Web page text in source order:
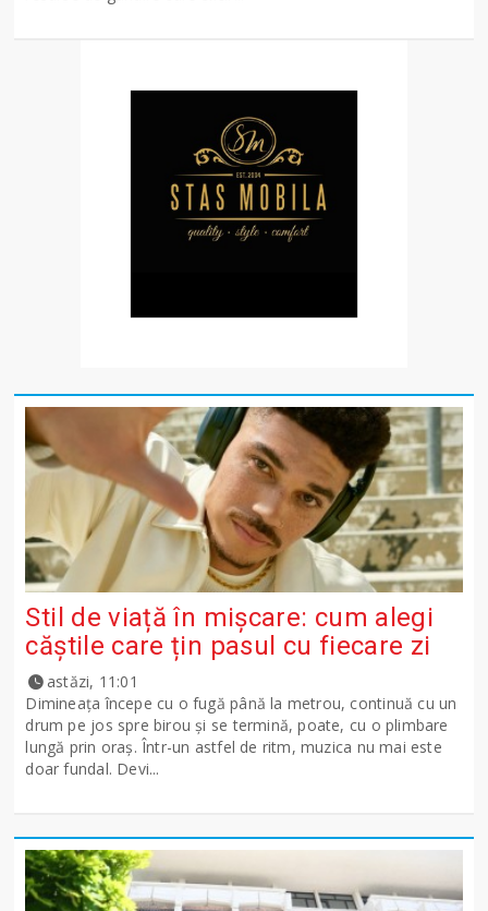
Stil de viață în mișcare: cum alegi
căștile care țin pasul cu fiecare zi
astăzi, 11:01
Dimineața începe cu o fugă până la metrou, continuă cu un
drum pe jos spre birou și se termină, poate, cu o plimbare
lungă prin oraș. Într-un astfel de ritm, muzica nu mai este
doar fundal. Devi...